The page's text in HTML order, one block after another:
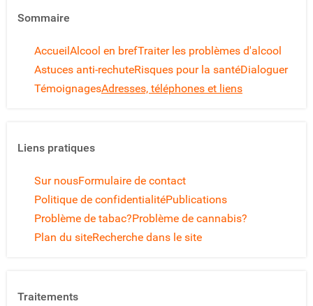
Sommaire
AccueilAlcool en brefTraiter les problèmes d'alcool
Astuces anti-rechuteRisques pour la santéDialoguer
TémoignagesAdresses, téléphones et liens
Liens pratiques
Sur nousFormulaire de contact
Politique de confidentialitéPublications
Problème de tabac?Problème de cannabis?
Plan du siteRecherche dans le site
Traitements